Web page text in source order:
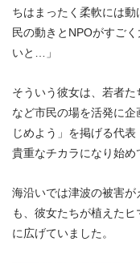
ちはまったく柔軟には
民の動きとNPOがすご
いと…」
そういう彼女は、若者
など市民の場を活発に
じめよう」を掲げる代
貴重なチカラになり始め
海沿いでは津波の被害が
も、彼女たちが植えた
に広げていました。